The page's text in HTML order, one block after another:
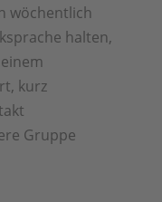
wöchentlich
halten,
kurz
Gruppe